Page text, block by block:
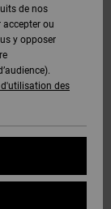
de nos
ou
y opposer
des